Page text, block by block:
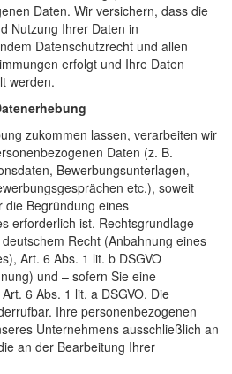
Daten. Wir versichern, dass die
Nutzung Ihrer Daten in
Datenschutzrecht und allen
erfolgt und Ihre Daten
werden.
zukommen lassen, verarbeiten wir
Daten (z. B.
Bewerbungsunterlagen,
etc.), soweit
die Begründung eines
erforderlich ist. Rechtsgrundlage
Recht (Anbahnung eines
Art. 6 Abs. 1 lit. b DSGVO
und – sofern Sie eine
6 Abs. 1 lit. a DSGVO. Die
Ihre personenbezogenen
Unternehmens ausschließlich an
an der Bearbeitung Ihrer